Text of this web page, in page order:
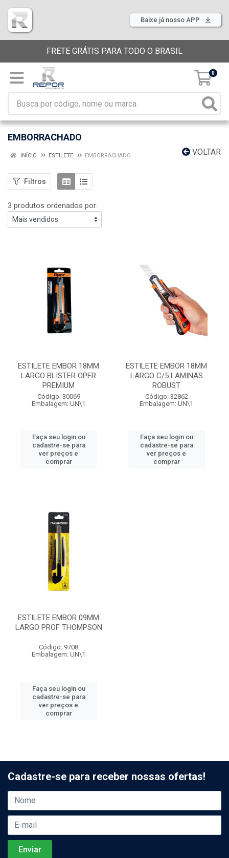
Baixe já nosso APP
FRETE GRÁTIS PARA TODO O BRASIL
0
EMBORRACHADO
VOLTAR
INÍCIO ESTILETE EMBORRACHADO
Filtros
3 produtos ordenados por:
ESTILETE EMBOR 18MM
LARGO BLISTER OPER
PREMIUM
Código: 30069
Embalagem: UN\1
Faça seu login ou
cadastre-se para
ver preços e
comprar
ESTILETE EMBOR 18MM
LARGO C/5 LAMINAS
ROBUST
Código: 32862
Embalagem: UN\1
Faça seu login ou
cadastre-se para
ver preços e
comprar
ESTILETE EMBOR 09MM
LARGO PROF THOMPSON
Código: 9708
Embalagem: UN\1
Faça seu login ou
cadastre-se para
ver preços e
comprar
Cadastre-se para receber nossas ofertas!